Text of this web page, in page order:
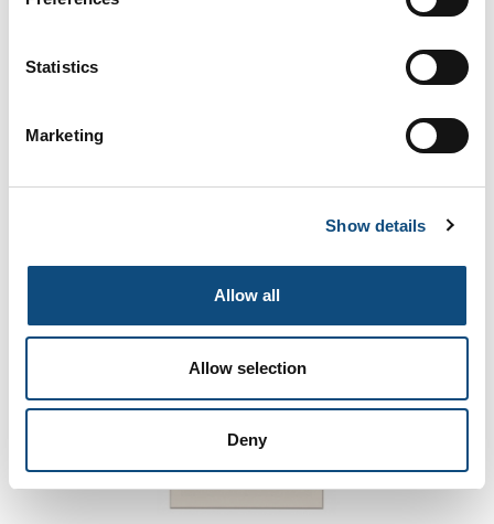
Statistics
Marketing
Show details
Allow all
Allow selection
Deny